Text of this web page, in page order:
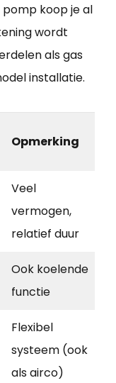
koop je al
wordt
als gas
installatie.
Opmerking
Veel
vermogen,
relatief duur
Ook koelende
functie
Flexibel
systeem (ook
als airco)